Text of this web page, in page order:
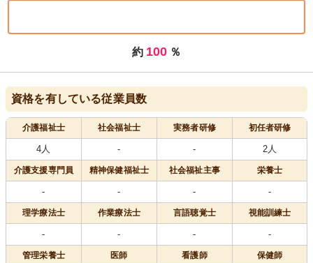
約 100 ％
資格を有している従業員数
介護福祉士 社会福祉士 実務者研修 初任者研修
4人 - - 2人
介護支援専門員 精神保健福祉士 社会福祉主事 栄養士
- - - -
理学療法士 作業療法士 言語聴覚士 視能訓練士
- - - -
管理栄養士 医師 看護師 保健師